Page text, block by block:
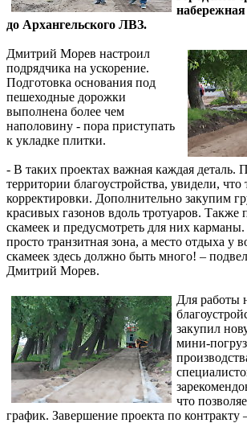
до Архангельского ЛВЗ.
Дмитрий Морев настроил
подрядчика на ускорение.
Подготовка основания под
пешеходные дорожки
выполнена более чем
наполовину - пора приступать
к укладке плитки.
- В таких проектах важная каждая деталь.
территории благоустройства, увидели, что
корректировки. Дополнительно закупим
красивых газонов вдоль тротуаров. Также
скамеек и предусмотреть для них
просто транзитная зона, а место отдыха у
скамеек здесь должно быть много! –
Дмитрий Морев.
Для работы
закупил
мини-
что
график. Завершение проекта по контракту